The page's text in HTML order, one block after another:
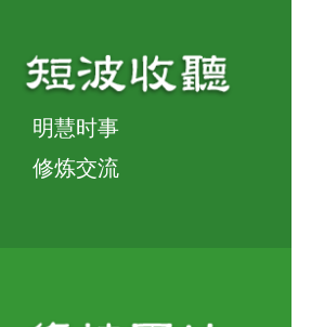
明慧时事
修炼交流